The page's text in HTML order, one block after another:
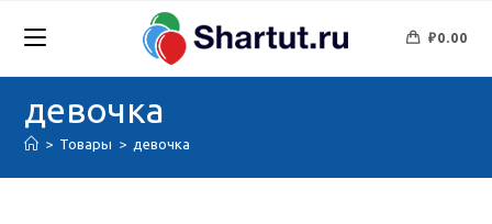
₽0.00
девочка
> Товары > девочка